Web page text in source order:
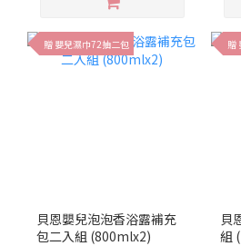
贈 嬰兒濕巾72抽二包
貝恩嬰兒泡泡香浴露補充
包二入組 (800mlx2)
贈
貝
組